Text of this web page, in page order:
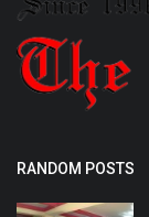
RANDOM POSTS